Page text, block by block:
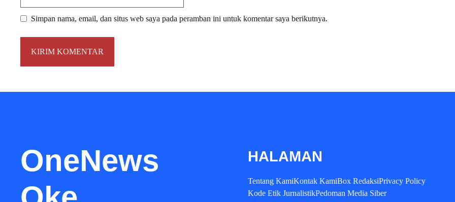
Simpan nama, email, dan situs web saya pada peramban ini untuk komentar saya berikutnya.
OneNews
HALAMAN
Tentang KamiKontak KamiBox RedaksiPrivacy Policy
Kode Etik JurnalistikPedoman Media Siber